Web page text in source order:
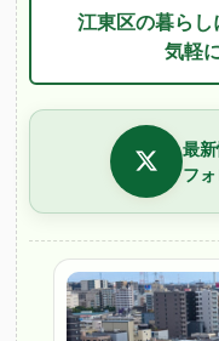
江東区の暮ら
気軽
最
フ